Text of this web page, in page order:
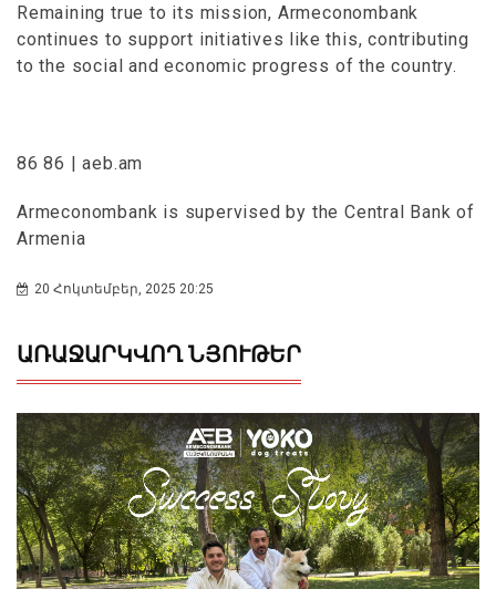
Remaining true to its mission, Armeconombank
continues to support initiatives like this, contributing
to the social and economic progress of the country.
86 86 | aeb.am
Armeconombank is supervised by the Central Bank of
Armenia
20 Հոկտեմբեր, 2025 20:25
ԱՌԱՋԱՐԿՎՈՂ ՆՅՈՒԹԵՐ